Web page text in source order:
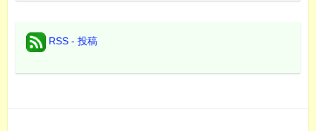
RSS - 投稿